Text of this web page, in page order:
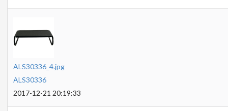
ALS30336_4.jpg
ALS30336
2017-12-21 20:19:33